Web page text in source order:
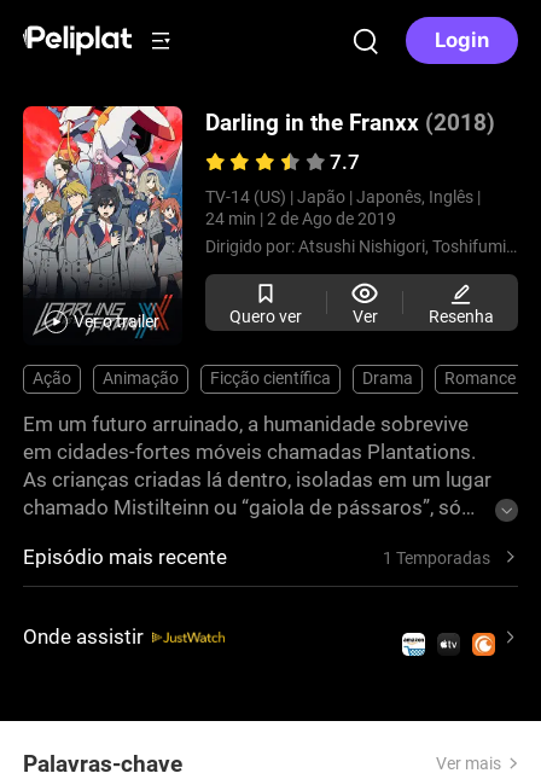
Login
Ver o trailer
Darling in the Franxx (2018)
7.7
TV-14 (US) | Japão | Japonês, Inglês |
24 min | 2 de Ago de 2019
Dirigido por:Atsushi Nishigori, Toshifumi Akai,
Quero ver Ver Resenha
Ação Animação Ficção científica Drama Romance
Em um futuro arruinado, a humanidade sobrevive
em cidades-fortes móveis chamadas Plantations.
As crianças criadas lá dentro, isoladas em um lugar
chamado Mistilteinn ou “gaiola de pássaros”, só
chamados Franxx, elas lutam contra criaturas
gigantes conhecidas como Kyouryuu. Para elas,
sentirem que realmente existem.
Episódio mais recente 1 Temporadas
Onde assistir
Palavras-chave Ver mais